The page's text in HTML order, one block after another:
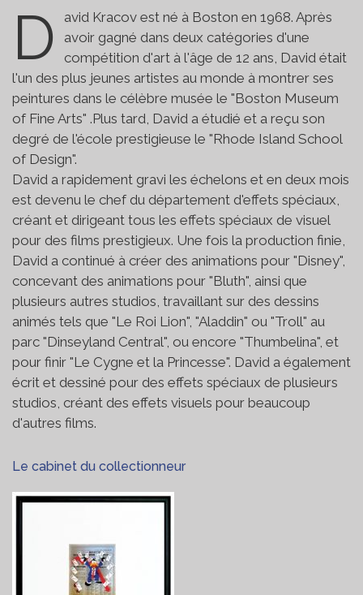
D
avid Kracov est né à Boston en 1968. Après
avoir gagné dans deux catégories d'une
compétition d'art à l'âge de 12 ans, David était
l'un des plus jeunes artistes au monde à montrer ses
peintures dans le célèbre musée le "Boston Museum
of Fine Arts" .Plus tard, David a étudié et a reçu son
degré de l'école prestigieuse le "Rhode Island School
of Design".
David a rapidement gravi les échelons et en deux mois
est devenu le chef du département d'effets spéciaux,
créant et dirigeant tous les effets spéciaux de visuel
pour des films prestigieux. Une fois la production finie,
David a continué à créer des animations pour "Disney",
concevant des animations pour "Bluth", ainsi que
plusieurs autres studios, travaillant sur des dessins
animés tels que "Le Roi Lion", "Aladdin" ou "Troll" au
parc "Dinseyland Central", ou encore "Thumbelina", et
pour finir "Le Cygne et la Princesse". David a également
écrit et dessiné pour des effets spéciaux de plusieurs
studios, créant des effets visuels pour beaucoup
d'autres films.
Le cabinet du collectionneur